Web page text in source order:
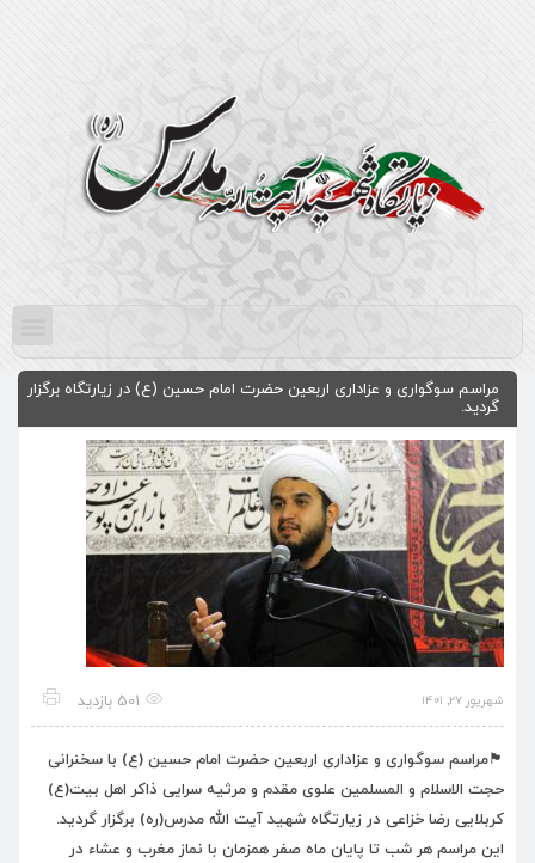
مراسم سوگواری و عزاداری اربعین حضرت امام حسین (ع) در زیارتگاه برگزار
گردید.
شهریور ۲۷, ۱۴۰۱ 501 بازدید
🏴مراسم سوگواری و عزاداری اربعین حضرت امام حسین (ع) با سخنرانی
حجت الاسلام و المسلمین علوی مقدم و مرثیه سرایی ذاکر اهل بیت(ع)
کربلایی رضا خزاعی در زیارتگاه شهید آیت الله مدرس(ره) برگزار گردید.
این مراسم هر شب تا پایان ماه صفر همزمان با نماز مغرب و عشاء در